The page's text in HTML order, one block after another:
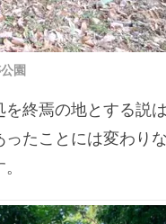
園
終焉の地とする説
たことには変わり